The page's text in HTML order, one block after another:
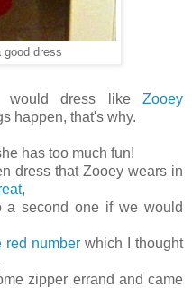
good dress
would dress like Zooey
happen, that's why.
has too much fun!
dress that Zooey wears in
,
second one if we would
red numberwhich I thought
zipper errand and came